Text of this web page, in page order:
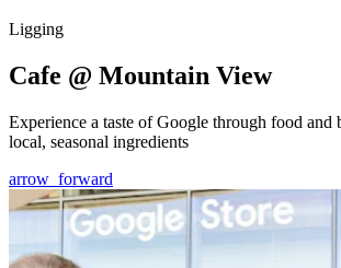
Ligging
Cafe @ Mountain View
Experience a taste of Google through food and
local, seasonal ingredients
arrow_forward